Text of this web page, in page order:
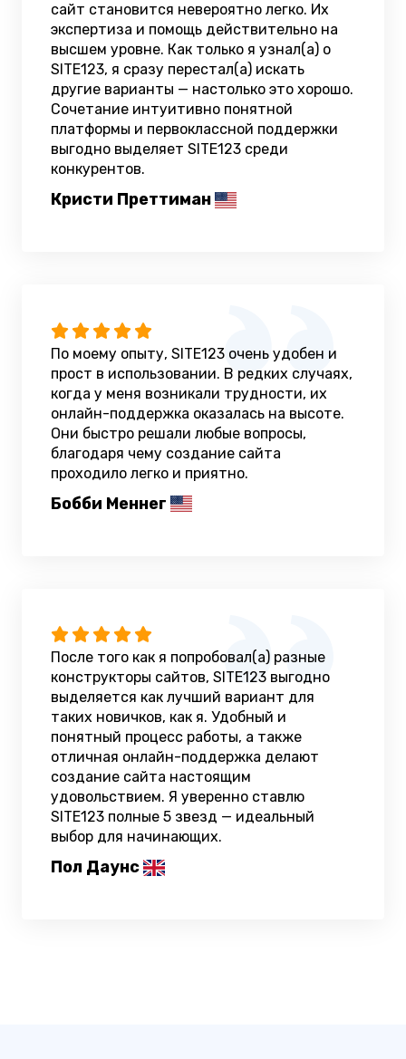
сайт становится невероятно легко. Их
экспертиза и помощь действительно на
высшем уровне. Как только я узнал(а) о
SITE123, я сразу перестал(а) искать
другие варианты — настолько это хорошо.
Сочетание интуитивно понятной
платформы и первоклассной поддержки
выгодно выделяет SITE123 среди
конкурентов.
Кристи Преттиман
По моему опыту, SITE123 очень удобен и
прост в использовании. В редких случаях,
когда у меня возникали трудности, их
онлайн-поддержка оказалась на высоте.
Они быстро решали любые вопросы,
благодаря чему создание сайта
проходило легко и приятно.
Бобби Меннег
После того как я попробовал(а) разные
конструкторы сайтов, SITE123 выгодно
выделяется как лучший вариант для
таких новичков, как я. Удобный и
понятный процесс работы, а также
отличная онлайн-поддержка делают
создание сайта настоящим
удовольствием. Я уверенно ставлю
SITE123 полные 5 звезд — идеальный
выбор для начинающих.
Пол Даунс